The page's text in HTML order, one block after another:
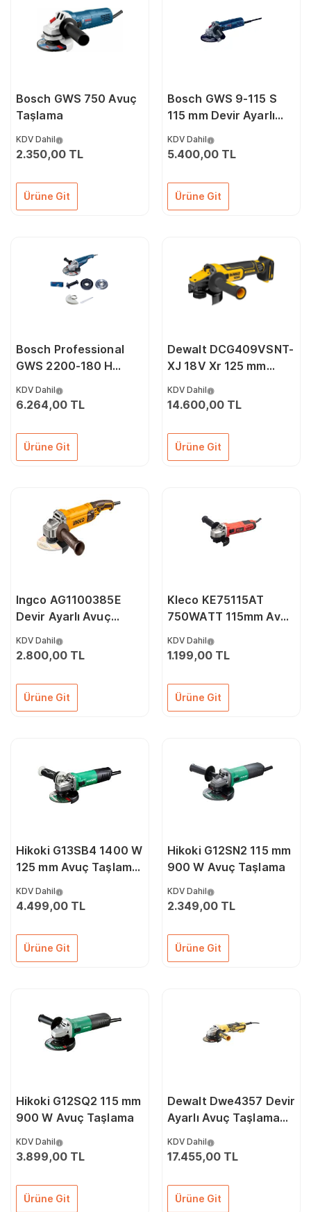
Bosch GWS 750 Avuç
Taşlama
KDV Dahil
2.350,00 TL
Ürüne Git
Bosch GWS 9-115 S
115 mm Devir Ayarlı
KDV Dahil
5.400,00 TL
Ürüne Git
Bosch Professional
GWS 2200-180 H
Taşlama Makinesi
KDV Dahil
6.264,00 TL
Ürüne Git
Dewalt DCG409VSNT-
XJ 18V Xr 125 mm
Avuç İçi Taşlama
KDV Dahil
14.600,00 TL
Ürüne Git
Ingco AG1100385E
Devir Ayarlı Avuç
KDV Dahil
2.800,00 TL
Ürüne Git
Kleco KE75115AT
750WATT 115mm Avuç
KDV Dahil
1.199,00 TL
Ürüne Git
Hikoki G13SB4 1400 W
125 mm Avuç Taşlama
KDV Dahil
4.499,00 TL
Ürüne Git
Hikoki G12SN2 115 mm
900 W Avuç Taşlama
KDV Dahil
2.349,00 TL
Ürüne Git
Hikoki G12SQ2 115 mm
900 W Avuç Taşlama
KDV Dahil
3.899,00 TL
Ürüne Git
Dewalt Dwe4357 Devir
Ayarlı Avuç Taşlama
KDV Dahil
17.455,00 TL
Ürüne Git